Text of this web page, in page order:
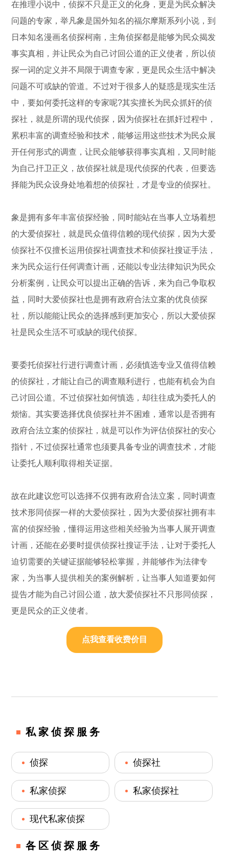
在推理小说中，侦探不只是正义的化身，更是为民众解决
问题的专家，举凡象是国外知名的福尔摩斯系列小说，到
日本知名漫画名侦探柯南，主角侦探都是能够为民众揭发
事实真相，并让民众为自己讨回公道的正义使者，所以侦
探一词的定义并不局限于调查专家，更是民众生活中解决
问题不可或缺的管道。不过对于很多人的疑惑是现实生活
中，要如何委托这样的专家呢?其实擅长为民众抓奸的侦
探社，就是所谓的现代侦探，因为侦探社在抓奸过程中，
累积丰富的调查经验和技术，能够运用这些技术为民众展
开任何形式的调查，让民众能够获得事实真相，又同时能
为自己扞卫正义，故侦探社就是现代侦探的代表，但要选
择能为民众设身处地着想的侦探社，才是专业的侦探社。
象是拥有多年丰富侦探经验，同时能站在当事人立场着想
的大爱侦探社，就是民众值得信赖的现代侦探，因为大爱
侦探社不仅擅长运用侦探社调查技术和侦探社搜证手法，
来为民众运行任何调查计画，还能以专业法律知识为民众
分析案例，让民众可以提出正确的告诉，来为自己争取权
益，同时大爱侦探社也是拥有政府合法立案的优良侦探
社，所以能能让民众的选择感到更加安心，所以大爱侦探
社是民众生活不可或缺的现代侦探。
要委托侦探社行进行调查计画，必须慎选专业又值得信赖
的侦探社，才能让自己的调查顺利进行，也能有机会为自
己讨回公道。不过侦探社如何慎选，却往往成为委托人的
烦恼。其实要选择优良侦探社并不困难，通常以是否拥有
政府合法立案的侦探社，就是可以作为评估侦探社的安心
指针，不过侦探社通常也须要具备专业的调查技术，才能
让委托人顺利取得相关证据。
故在此建议您可以选择不仅拥有政府合法立案，同时调查
技术形同侦探一样的大爱侦探社，因为大爱侦探社拥有丰
富的侦探经验，懂得运用这些相关经验为当事人展开调查
计画，还能在必要时提供侦探社搜证手法，让对于委托人
迫切需要的关键证据能够轻松掌握，并能够作为法律专
家，为当事人提供相关的案例解析，让当事人知道要如何
提告才能为自己讨回公道，故大爱侦探社不只形同侦探，
更是民众的正义使者。
点我查看收费价目
私家侦探服务
侦探 侦探社
私家侦探 私家侦探社
现代私家侦探
各区侦探服务